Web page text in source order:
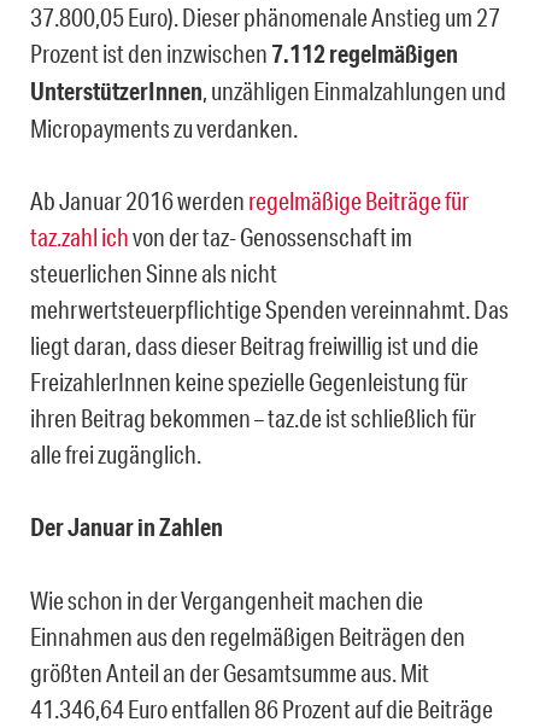
37.800,05 Euro). Dieser phänomenale Anstieg um 27
Prozent ist den inzwischen 7.112 regelmäßigen
UnterstützerInnen, unzähligen Einmalzahlungen und
Micropayments zu verdanken.
Ab Januar 2016 werden regelmäßige Beiträge für
taz.zahl ichvon der taz- Genossenschaft im
steuerlichen Sinne als nicht
mehrwertsteuerpflichtige Spenden vereinnahmt. Das
liegt daran, dass dieser Beitrag freiwillig ist und die
FreizahlerInnen keine spezielle Gegenleistung für
ihren Beitrag bekommen – taz.de ist schließlich für
alle frei zugänglich.
Der Januar in Zahlen
Wie schon in der Vergangenheit machen die
Einnahmen aus den regelmäßigen Beiträgen den
größten Anteil an der Gesamtsumme aus. Mit
41.346,64 Euro entfallen 86 Prozent auf die Beiträge